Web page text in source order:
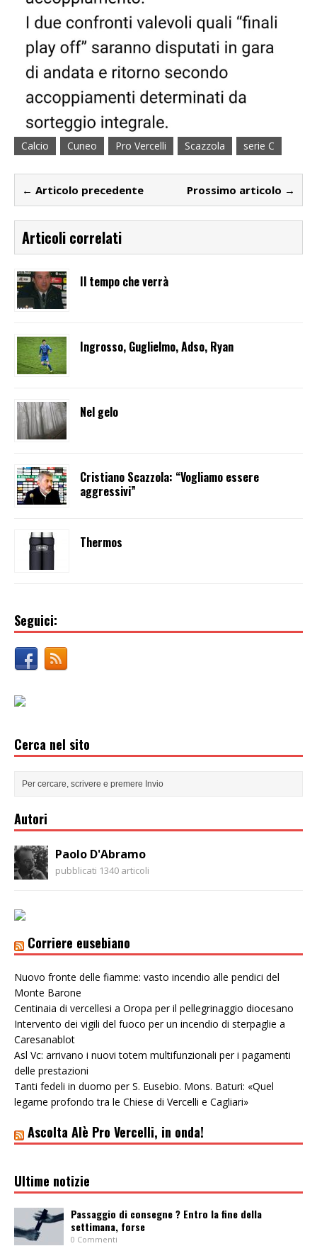
Calcio Cuneo Pro Vercelli Scazzola serie C
← Articolo precedente Prossimo articolo →
Articoli correlati
Il tempo che verrà
Ingrosso, Guglielmo, Adso, Ryan
Nel gelo
Cristiano Scazzola: “Vogliamo essere
aggressivi”
Thermos
Seguici:
Cerca nel sito
Autori
Paolo D'Abramo
pubblicati 1340 articoli
Corriere eusebiano
Nuovo fronte delle fiamme: vasto incendio alle pendici del
Monte Barone
Centinaia di vercellesi a Oropa per il pellegrinaggio diocesano
Intervento dei vigili del fuoco per un incendio di sterpaglie a
Caresanablot
Asl Vc: arrivano i nuovi totem multifunzionali per i pagamenti
delle prestazioni
Tanti fedeli in duomo per S. Eusebio. Mons. Baturi: «Quel
legame profondo tra le Chiese di Vercelli e Cagliari»
Ascolta Alè Pro Vercelli, in onda!
Ultime notizie
Passaggio di consegne ? Entro la fine della
settimana, forse
0 Commenti